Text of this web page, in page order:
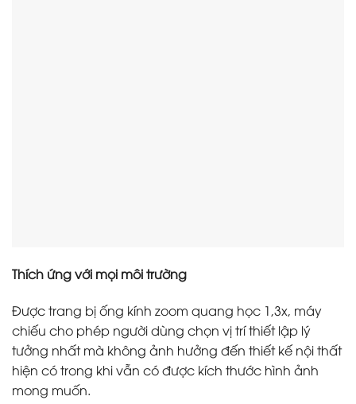
Thích ứng với mọi môi trường
Được trang bị ống kính zoom quang học 1,3x, máy
chiếu cho phép người dùng chọn vị trí thiết lập lý
tưởng nhất mà không ảnh hưởng đến thiết kế nội thất
hiện có trong khi vẫn có được kích thước hình ảnh
mong muốn.